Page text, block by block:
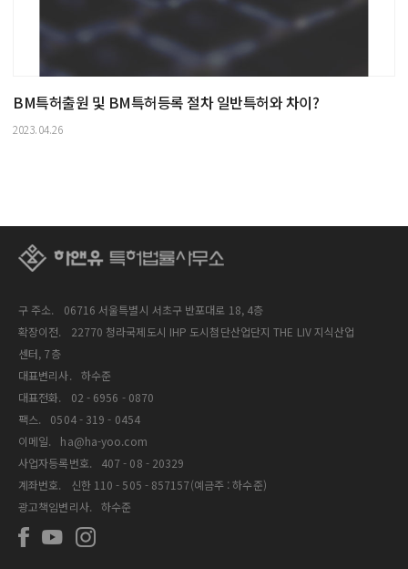
BM특허출원 및 BM특허등록 절차 일반특허와 차이?
2023.04.26
구 주소.
06716 서울특별시 서초구 반포대로 18, 4층
확장이전.
22770 청라국제도시 IHP 도시첨단산업단지 THE LIV 지식산업
센터, 7층
대표변리사.
하수준
대표전화.
02 - 6956 - 0870
팩스.
0504 - 319 - 0454
이메일.
ha@ha-yoo.com
사업자등록번호.
407 - 08 - 20329
계좌번호.
신한 110 - 505 - 857157(예금주 : 하수준)
광고책임변리사.
하수준